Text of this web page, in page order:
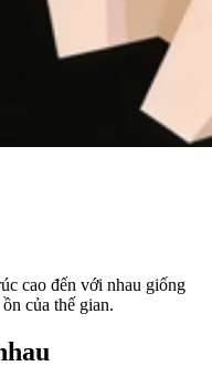
cao đến với nhau giống
của thế gian.